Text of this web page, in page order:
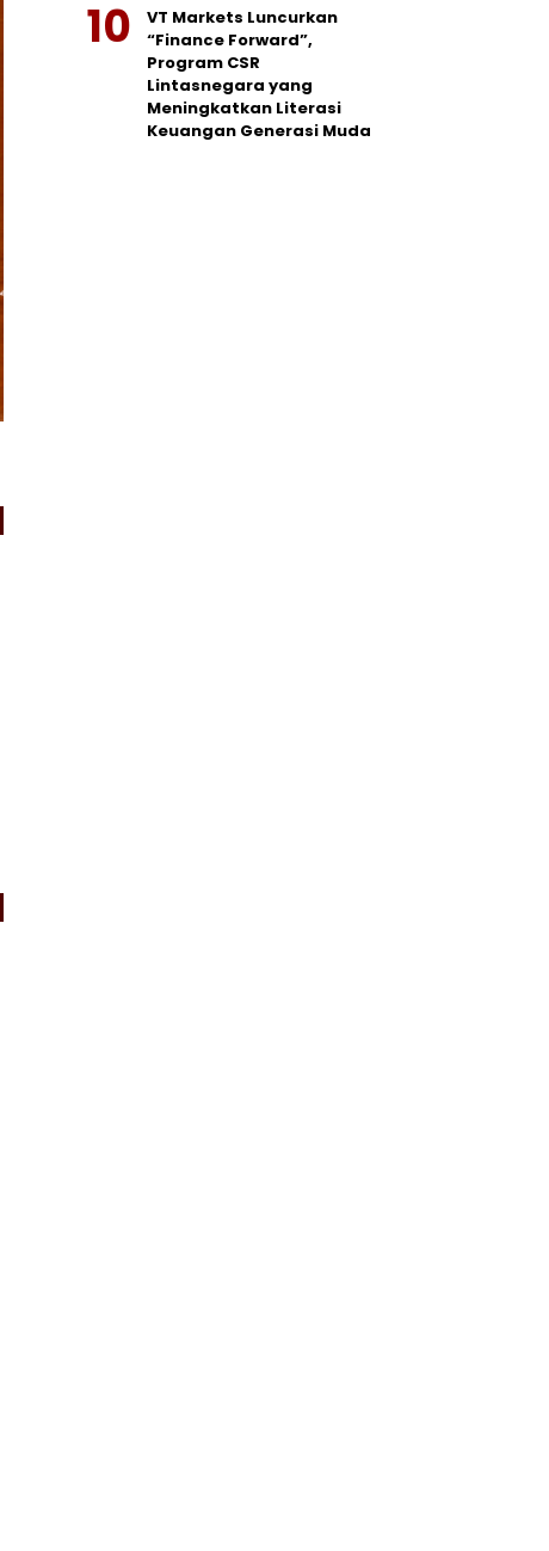
VT Markets Luncurkan
“Finance Forward”,
Program CSR
Lintasnegara yang
Meningkatkan Literasi
Keuangan Generasi Muda